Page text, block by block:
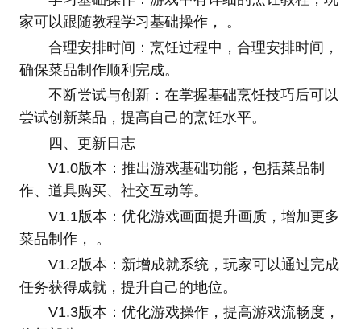
家可以跟随教程学习基础操作， 。
合理安排时间：烹饪过程中，合理安排时间，
确保菜品制作顺利完成。
不断尝试与创新：在掌握基础烹饪技巧后可以
尝试创新菜品，提高自己的烹饪水平。
四、更新日志
V1.0版本：推出游戏基础功能，包括菜品制
作、道具购买、社交互动等。
V1.1版本：优化游戏画面提升画质，增加更多
菜品制作， 。
V1.2版本：新增成就系统，玩家可以通过完成
任务获得成就，提升自己的地位。
V1.3版本：优化游戏操作，提高游戏流畅度，